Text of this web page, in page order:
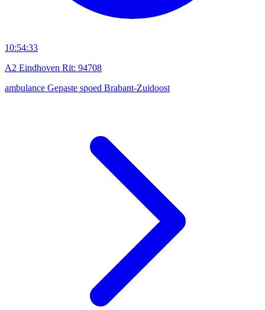
10:54:33
A2 Eindhoven Rit: 94708
ambulance Gepaste spoed Brabant-Zuidoost